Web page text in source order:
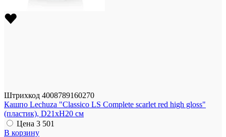
Штрихкод 4008789160270
Кашпо Lechuza "Classico LS Complete scarlet red high gloss"
(пластик), D21xH20 см
Цена 3 501
В корзину